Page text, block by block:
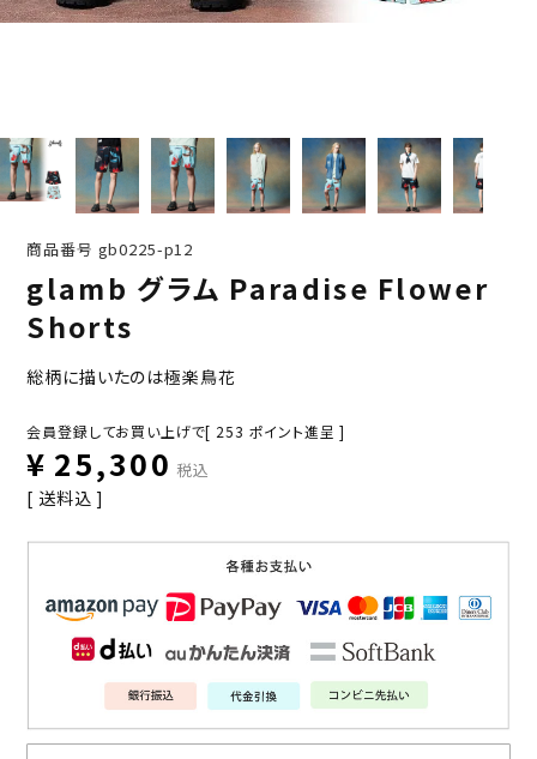
商品番号 gb0225-p12
glamb グラム Paradise Flower
Shorts
総柄に描いたのは極楽鳥花
会員登録してお買い上げで[ 253 ポイント進呈 ]
¥ 25,300 税込
送料込